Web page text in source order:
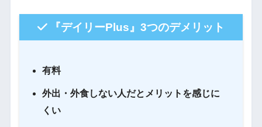
『デイリーPlus』3つのデメリット
有料
外出・外食しない人だとメリットを感じに
くい